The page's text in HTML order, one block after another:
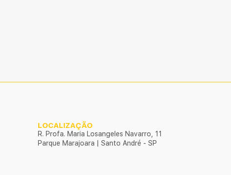
LOCALIZAÇÃO
R. Profa. Maria Losangeles Navarro, 11
Parque Marajoara | Santo André - SP